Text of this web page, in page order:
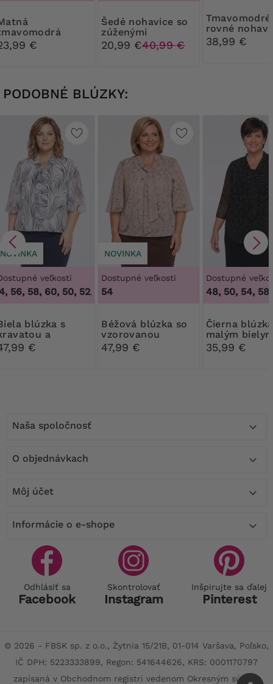
kabelka
€
Šedé nohavice so
zúženými
nohavicami
20,99 €40,99 €
Tmavomodré
rovné
38,99 €
PODOBNÉ BLÚZKY:
NOVINKA
veľkosti
56, 58, 60,50, 52, 54, 56, 58, 60
s
a
€
NOVINKA
Dostupné veľkosti
54
Béžová blúzka so
vzorovanou
kravatou
47,99 €
Dostupné
48, 50, 54, 58
Čierna blúzka s
malým
vzorom a
35,99 €
Naša spoločnosť 
O objednávkach 
Môj účet 
Informácie o e-shope 
Odhlásiť sa
Facebook
Skontrolovať
Instagram
Inšpirujte sa ďalej
Pinterest
© 2026 - FBSK sp. z o.o., Żytnia 15/21B, 01-014 Varšava, Poľsko,
IČ DPH: 5223333899, Regon: 541644626, KRS: 0001170797
zapísaná v Obchodnom registri vedenom Okresným súdom